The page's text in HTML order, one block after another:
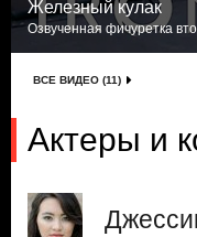
Железный кулак
Озвученная фичуретка
ВСЕ ВИДЕО (11)
Актеры и